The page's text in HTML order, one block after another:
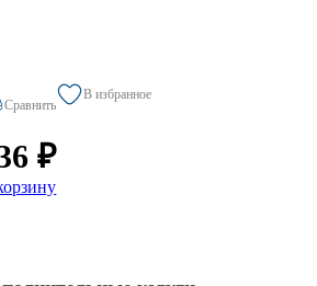
Сравнить
В избранное
₽